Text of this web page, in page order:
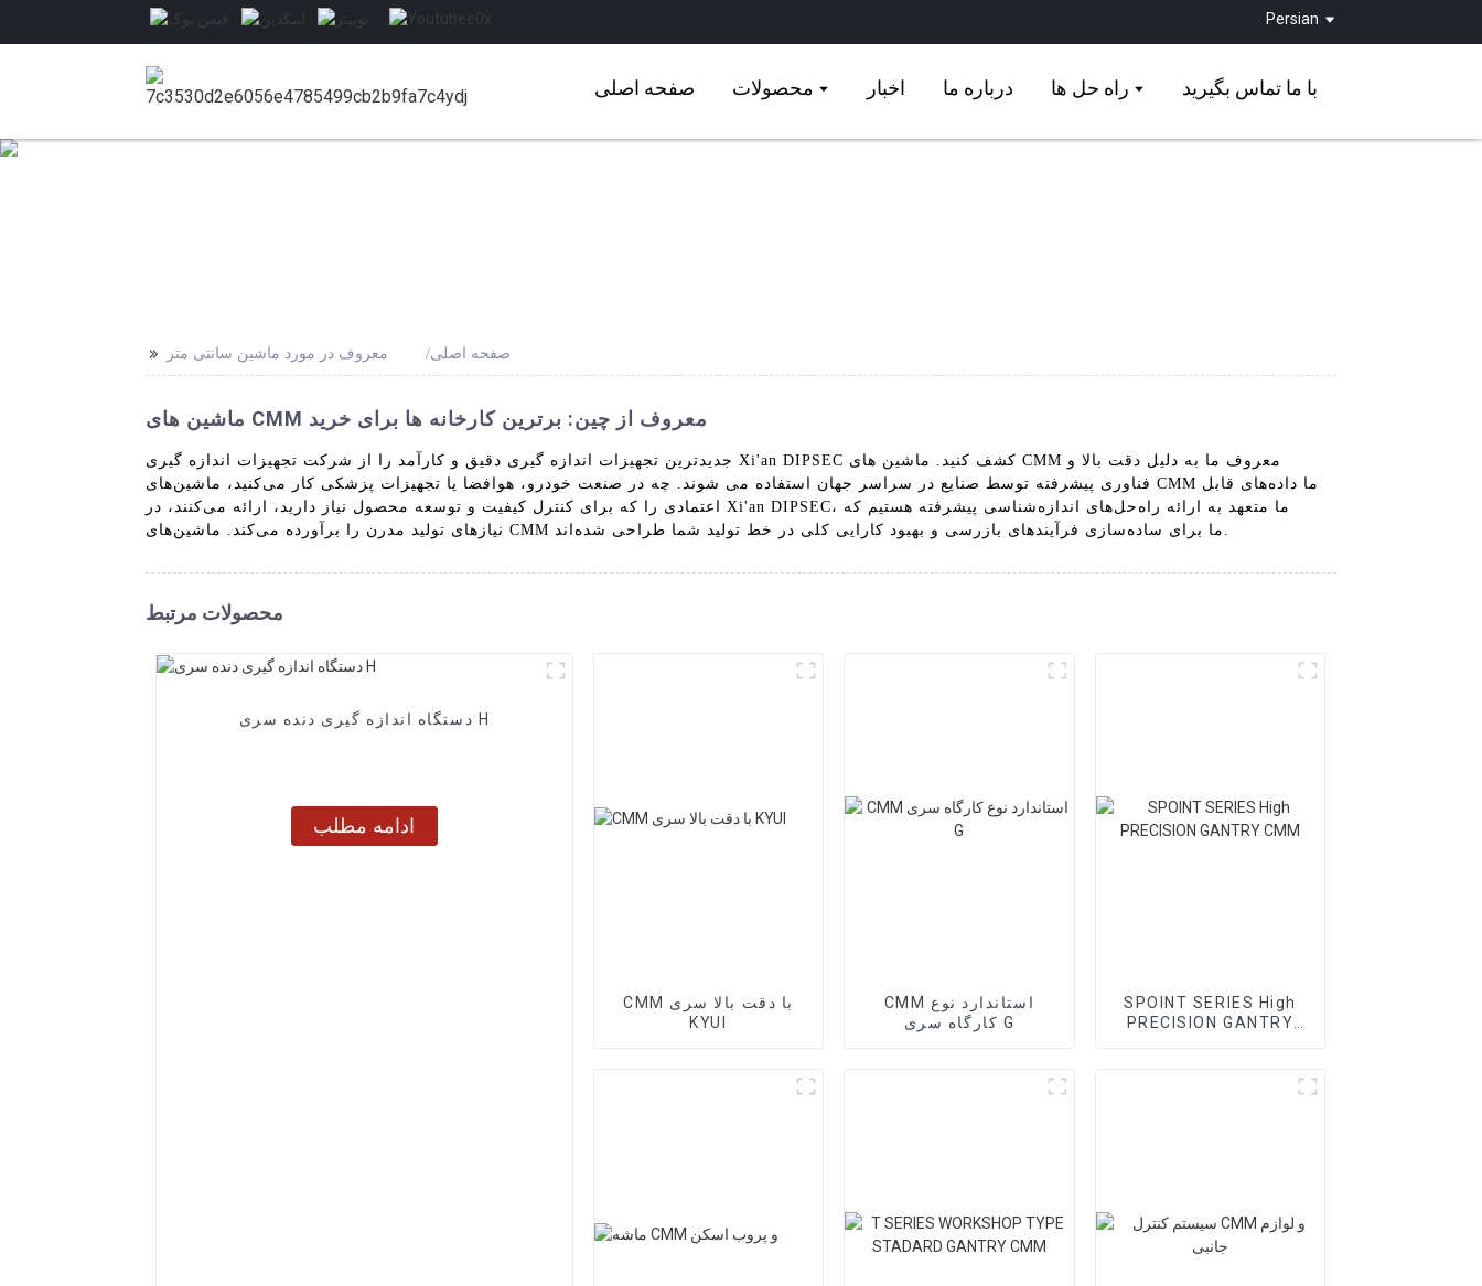
Persian
صفحه اصلی محصولات اخبار درباره ما راه حل ها با ما تماس بگیرید
>> صفحه اصلی معروف در مورد ماشین سانتی متر
ماشین های CMM معروف از چین: برترین کارخانه ها برای خرید
جدیدترین تجهیزات اندازه گیری دقیق و کارآمد را از شرکت تجهیزات اندازه گیری Xi'an DIPSEC کشف کنید. ماشین های CMM معروف ما به دلیل دقت بالا و
فناوری پیشرفته توسط صنایع در سراسر جهان استفاده می شوند. چه در صنعت خودرو، هوافضا یا تجهیزات پزشکی کار می‌کنید، ماشین‌های CMM ما داده‌های قابل
اعتمادی را که برای کنترل کیفیت و توسعه محصول نیاز دارید، ارائه می‌کنند، در Xi'an DIPSEC، ما متعهد به ارائه راه‌حل‌های اندازه‌شناسی پیشرفته هستیم که
محصولات مرتبط
دستگاه اندازه گیری دنده سری H
ادامه مطلب
CMM با دقت بالا سری
KYUI
CMM استاندارد نوع
کارگاه سری G
SPOINT SERIES High
PRECISION GANTRY